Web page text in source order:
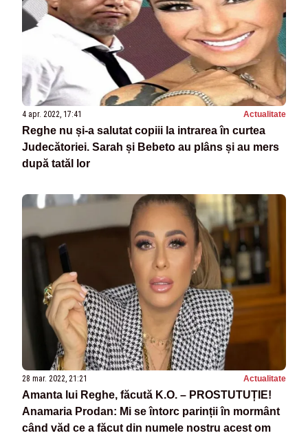
4 apr. 2022, 17:41 Actualitate
Reghe nu și-a salutat copiii la intrarea în curtea
Judecătoriei. Sarah și Bebeto au plâns și au mers
după tatăl lor
28 mar. 2022, 21:21 Actualitate
Amanta lui Reghe, făcută K.O. – PROSTUTUȚIE!
Anamaria Prodan: Mi se întorc parinții în mormânt
când văd ce a făcut din numele nostru acest om